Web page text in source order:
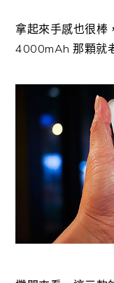
拿起來手感也很棒
4000mAh 那顆就